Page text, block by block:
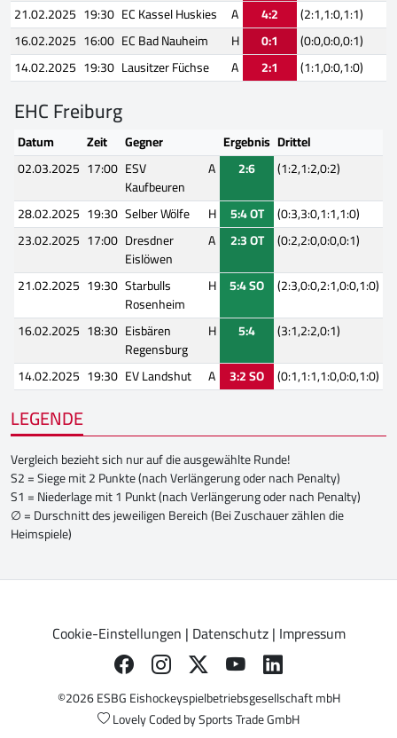
21.02.2025 19:30 EC Kassel Huskies A 4:2
(2:1,1:0,1:1)
16.02.2025 16:00 EC Bad Nauheim H 0:1
(0:0,0:0,0:1)
14.02.2025 19:30 Lausitzer Füchse A 2:1 (1:1,0:0,1:0)
EHC Freiburg
Datum Zeit Gegner Ergebnis Drittel
02.03.2025 17:00 ESV
Kaufbeuren
A 2:6
(1:2,1:2,0:2)
28.02.2025 19:30 Selber Wölfe H 5:4 OT (0:3,3:0,1:1,1:0)
23.02.2025 17:00 Dresdner
Eislöwen
A 2:3 OT (0:2,2:0,0:0,0:1)
21.02.2025 19:30 Starbulls
Rosenheim
H 5:4 SO (2:3,0:0,2:1,0:0,1:0)
16.02.2025 18:30 Eisbären
Regensburg
H 5:4
(3:1,2:2,0:1)
14.02.2025 19:30 EV Landshut A 3:2 SO (0:1,1:1,1:0,0:0,1:0)
LEGENDE
Vergleich bezieht sich nur auf die ausgewählte Runde!
S2 = Siege mit 2 Punkte (nach Verlängerung oder nach Penalty)
S1 = Niederlage mit 1 Punkt (nach Verlängerung oder nach Penalty)
∅ = Durschnitt des jeweiligen Bereich (Bei Zuschauer zählen die
Heimspiele)
Cookie-Einstellungen | Datenschutz| Impressum
©2026 ESBG Eishockeyspielbetriebsgesellschaft mbH
Lovely Coded bySports Trade GmbH